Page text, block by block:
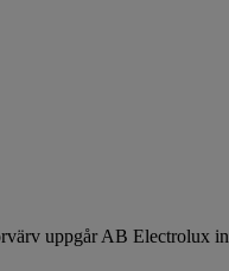
uppgår AB Electrolux